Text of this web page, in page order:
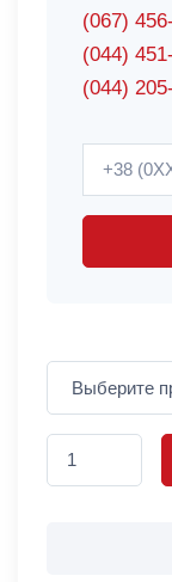
(067)
(044)
(044)